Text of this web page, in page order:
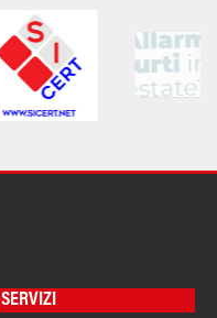
SERVIZI